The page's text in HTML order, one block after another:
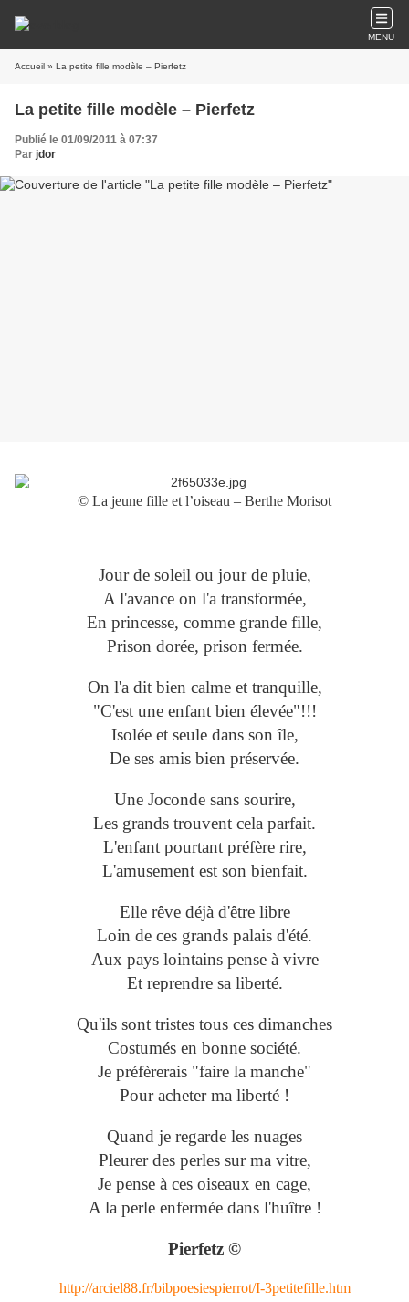
MENU
Accueil » La petite fille modèle – Pierfetz
La petite fille modèle – Pierfetz
Publié le 01/09/2011 à 07:37
Par jdor
© La jeune fille et l’oiseau – Berthe Morisot
Jour de soleil ou jour de pluie,
A l'avance on l'a transformée,
En princesse, comme grande fille,
Prison dorée, prison fermée.
On l'a dit bien calme et tranquille,
"C'est une enfant bien élevée"!!!
Isolée et seule dans son île,
De ses amis bien préservée.
Une Joconde sans sourire,
Les grands trouvent cela parfait.
L'enfant pourtant préfère rire,
L'amusement est son bienfait.
Elle rêve déjà d'être libre
Loin de ces grands palais d'été.
Aux pays lointains pense à vivre
Et reprendre sa liberté.
Qu'ils sont tristes tous ces dimanches
Costumés en bonne société.
Je préfèrerais "faire la manche"
Pour acheter ma liberté !
Quand je regarde les nuages
Pleurer des perles sur ma vitre,
Je pense à ces oiseaux en cage,
A la perle enfermée dans l'huître !
Pierfetz ©
http://arciel88.fr/bibpoesiespierrot/I-3petitefille.htm